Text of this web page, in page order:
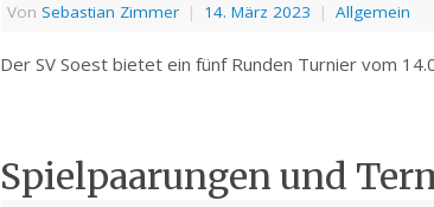
Von Sebastian Zimmer | 14. März 2023 | Allgemein
Der SV Soest bietet ein fünf Runden Turnier vom
Spielpaarungen und